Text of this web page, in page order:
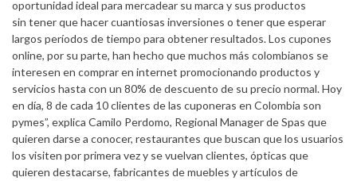
oportunidad ideal para mercadear su marca y sus productos
sin tener que hacer cuantiosas inversiones o tener que esperar
largos períodos de tiempo para obtener resultados. Los cupones
online, por su parte, han hecho que muchos más colombianos se
interesen en comprar en internet promocionando productos y
servicios hasta con un 80% de descuento de su precio normal. Hoy
en día, 8 de cada 10 clientes de las cuponeras en Colombia son
pymes”, explica Camilo Perdomo, Regional Manager de Spas que
quieren darse a conocer, restaurantes que buscan que los usuarios
los visiten por primera vez y se vuelvan clientes, ópticas que
quieren destacarse, fabricantes de muebles y artículos de